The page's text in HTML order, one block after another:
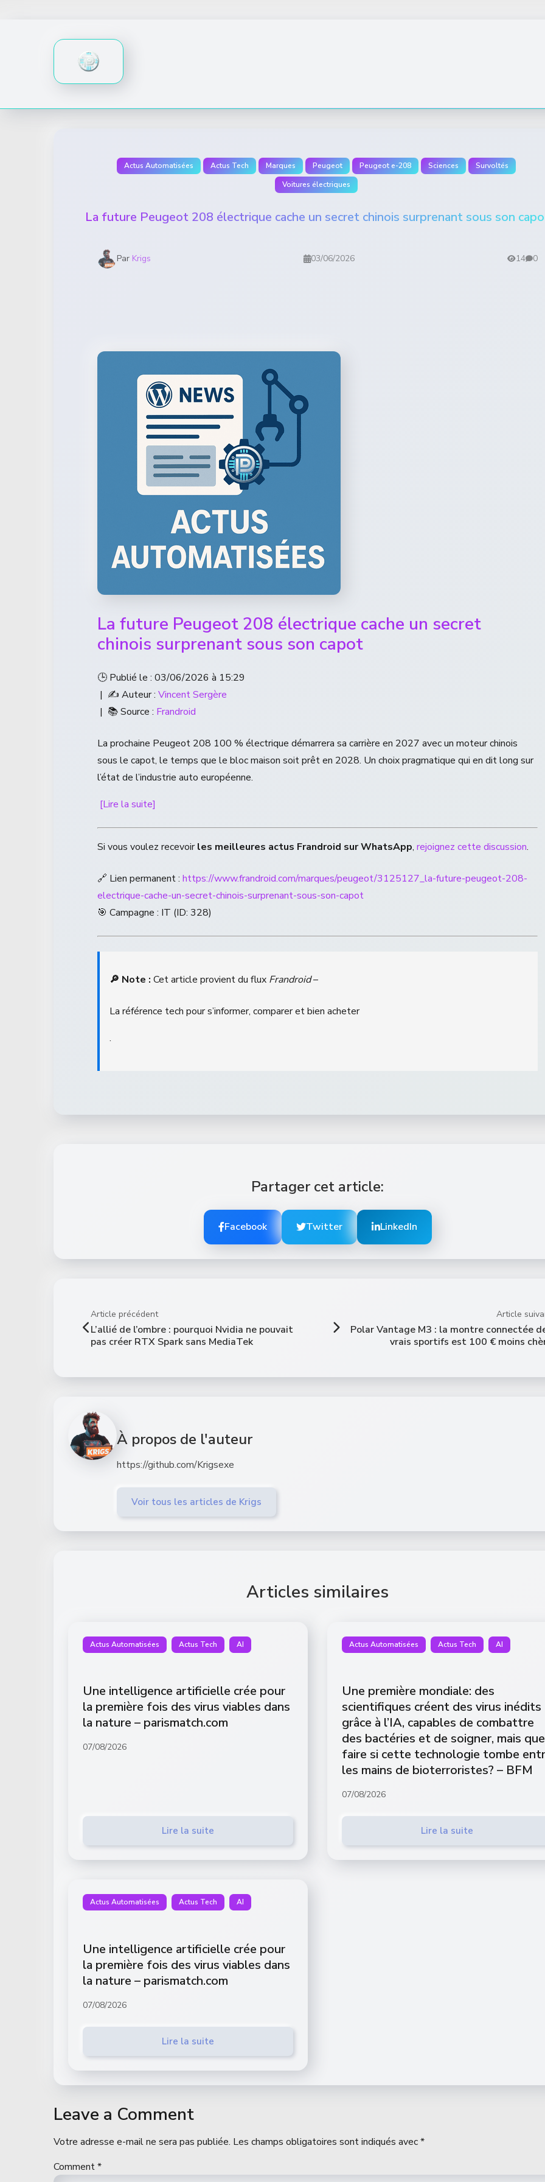
Actus Automatisées Actus Tech Marques Peugeot Peugeot e-208 Sciences
Survoltés
Voitures électriques
La future Peugeot 208 électrique cache un secret chinois surprenant sous son
Par Krigs 03/06/2026 14 0
La future Peugeot 208 électrique cache un secret
chinois surprenant sous son capot
🕒 Publié le : 03/06/2026 à 15:29
| ✍️ Auteur : Vincent Sergère
| 📚 Source : Frandroid
La prochaine Peugeot 208 100 % électrique démarrera sa carrière en 2027 avec un moteur chinois
sous le capot, le temps que le bloc maison soit prêt en 2028. Un choix pragmatique qui en dit long sur
l’état de l’industrie auto européenne.
[Lire la suite]
Si vous voulez recevoirles meilleures actus Frandroid sur WhatsApp, rejoignez cette discussion.
🔗 Lien permanent : https://www.frandroid.com/marques/peugeot/3125127_la-future-peugeot-208-
electrique-cache-un-secret-chinois-surprenant-sous-son-capot
🎯 Campagne : IT (ID: 328)
🔎 Note : Cet article provient du flux Frandroid–
La référence tech pour s’informer, comparer et bien acheter
.
Partager cet article:
Facebook Twitter LinkedIn
Article précédent
L’allié de l’ombre : pourquoi Nvidia ne pouvait
pas créer RTX Spark sans MediaTek
Article
Polar Vantage M3 : la montre connectée
vrais sportifs est 100 € moins
À propos de l'auteur
https://github.com/Krigsexe
Voir tous les articles de Krigs
Articles similaires
Actus Automatisées Actus Tech AI
Une intelligence artificielle crée pour
la première fois des virus viables dans
la nature – parismatch.com
07/08/2026
Lire la suite
Actus Automatisées Actus Tech AI
Une première mondiale: des
scientifiques créent des virus inédits
grâce à l’IA, capables de combattre
des bactéries et de soigner, mais que
faire si cette technologie tombe
les mains de bioterroristes? – BFM
07/08/2026
Lire la suite
Actus Automatisées Actus Tech AI
Une intelligence artificielle crée pour
la première fois des virus viables dans
la nature – parismatch.com
07/08/2026
Lire la suite
Leave a Comment
Votre adresse e-mail ne sera pas publiée. Les champs obligatoires sont indiqués avec*
Comment*